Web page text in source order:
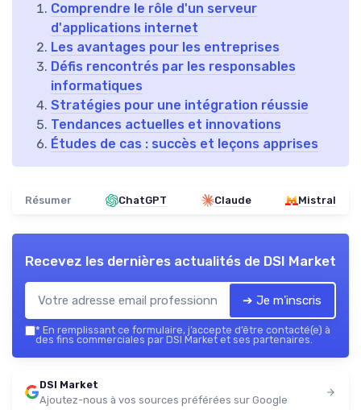
Comprendre le rôle d'un serveur
d'applications internet
Les avantages pour les entreprises
Défis rencontrés par les responsables
informatiques
Stratégies pour une intégration réussie
Tendances actuelles et innovations
Études de cas : succès et leçons apprises
Résumer ChatGPT Claude Mistral
Recevez les dernières actualités de DSI Market
➔ Je m'inscris
* En remplissant ce formulaire, j’accepte d’être contacté(e) à
des fins commerciales par DSI Market et ses partenaires.
DSI Market
Ajoutez-nous à vos sources préférées sur Google